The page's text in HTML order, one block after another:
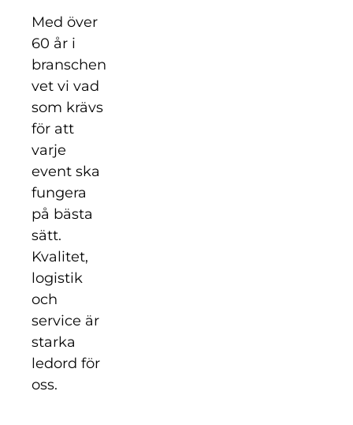
Med över
60 år i
branschen
vet vi vad
som krävs
för att
varje
event ska
fungera
på bästa
sätt.
Kvalitet,
logistik
och
service är
starka
ledord för
oss.